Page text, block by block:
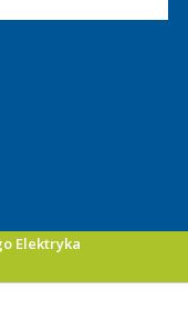
Elektryka